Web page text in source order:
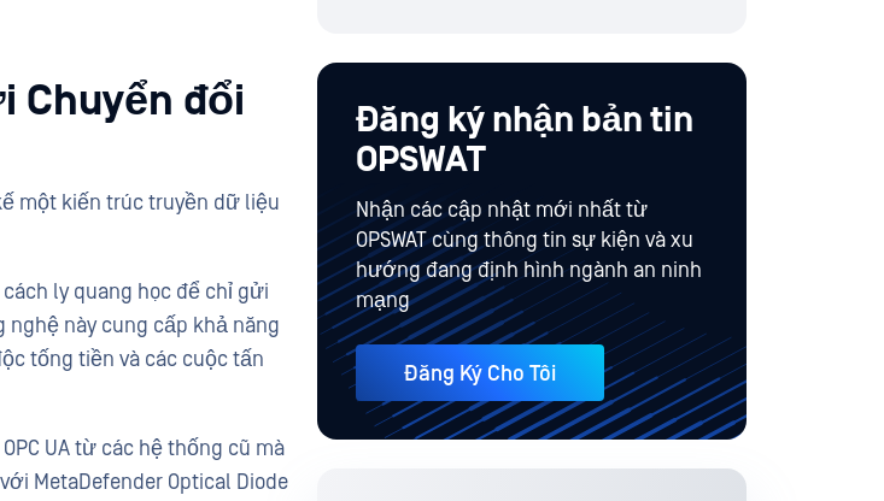
Chuyển đổi
một kiến trúc truyền dữ liệu
ly quang học để chỉ gửi
này cung cấp khả năng
tống tiền và các cuộc tấn
UA từ các hệ thống cũ mà
MetaDefender Optical Diode
Đăng ký nhận bản tin
OPSWAT
Nhận các cập nhật mới nhất từ
OPSWAT cùng thông tin sự kiện và xu
hướng đang định hình ngành an ninh
mạng
Đăng Ký Cho Tôi